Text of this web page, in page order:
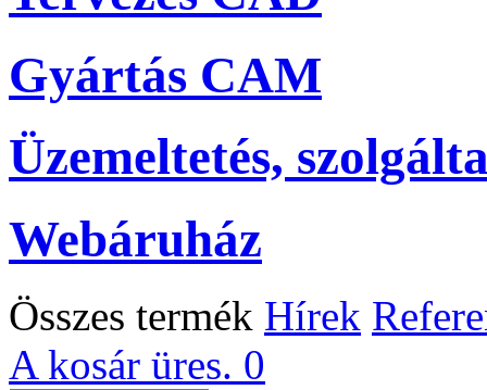
Gyártás CAM
Üzemeltetés,
Webáruház
Összes termék Hírek
A kosár üres. 0